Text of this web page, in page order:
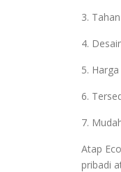
3.
4.
5.
6.
7.
Atap
pribadi